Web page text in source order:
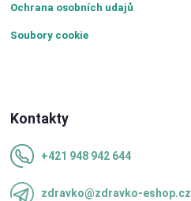
Ochrana osobních udajů
Soubory cookie
Kontakty
+421 948 942 644
zdravko@zdravko-eshop.cz